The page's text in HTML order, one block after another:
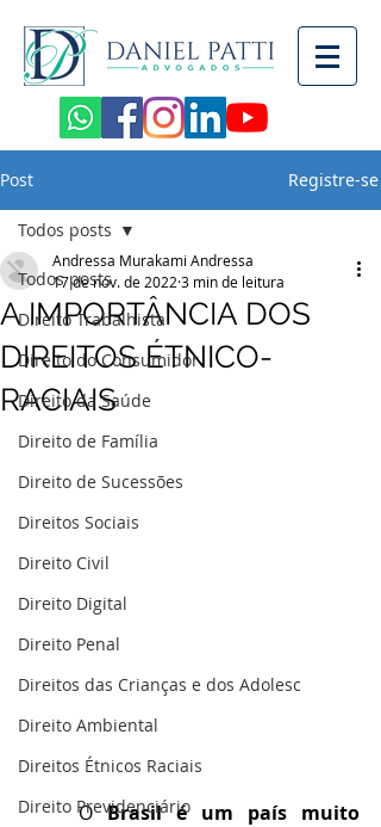
Post Registre-se
Todos posts
Direito Trabalhista
Direito do Consumidor
Direito da Saúde
Direito de Família
Direito de Sucessões
Direitos Sociais
Direito Civil
Direito Digital
Direito Penal
Direitos das Crianças e dos Adolesc
Direito Ambiental
Direitos Étnicos Raciais
Direito Previdenciário
Todos posts
A IMPORTÂNCIA DOS
DIREITOS ÉTNICO-
RACIAIS
Andressa Murakami Andressa
17 de nov. de 2022 3 min de leitura
	O
Brasil é um país muito